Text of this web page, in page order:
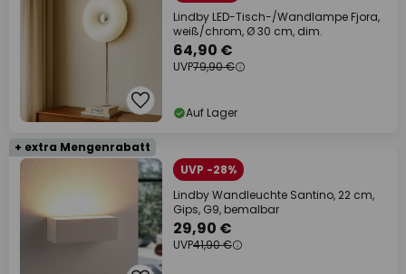
Lindby LED-Tisch-/Wandlampe Fjora,
weiß/chrom, Ø 30 cm, dim.
64,90 €
UVP79,90 €
Auf Lager
+ extra Mengenrabatt
UVP -28%
Lindby Wandleuchte Santino, 22 cm,
Gips, G9, bemalbar
29,90 €
UVP41,90 €